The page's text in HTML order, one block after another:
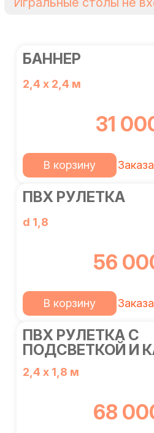
БАННЕР
2,4 х 2,4 м
31
В корзину
ПВХ РУЛЕТКА
d 1,8
56
В корзину
ПВХ РУЛЕТКА С
ПОДСВЕТКОЙ И
2,4 х 1,8 м
68